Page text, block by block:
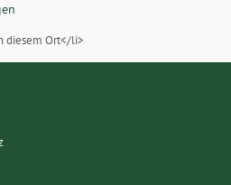
diesem Ort</li>